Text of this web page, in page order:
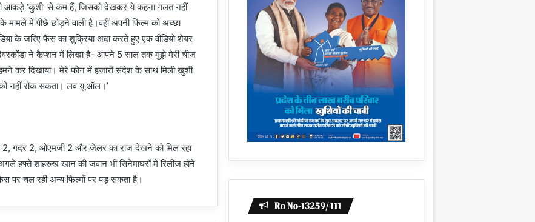
आकड़े ‘कुशी’ से कम हैं, जिसको देखकर ये कहना गलत नहीं
के मामले में पीछे छोड़ने वाली है।वहीं अपनी फिल्म को अच्छा
के जरिए फैंस का शुक्रिया अदा करते हुए एक वीडियो शेयर
ने कैप्शन में लिखा है- आपने 5 साल तक मुझे मेरी चीज
कर दिखाया। मेरे फोन में हजारों संदेश के साथ मिली खुशी
नहीं रोक सकता। लव यू ऑल।’
2, गदर 2, ओएमजी 2 और जेलर का राज देखने को मिल रहा
हफ्ते शाहरुख खान की जवान भी सिनेमाघरों में रिलीज होने
पर चल रही अन्य फिल्मों पर पड़ सकता है।
Ro No-13259/ 111